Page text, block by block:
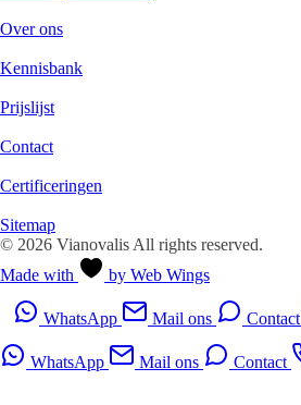
Over ons
Kennisbank
Prijslijst
Contact
Certificeringen
Sitemap
© 2026 Vianovalis All rights reserved.
Made with
by Web Wings
WhatsApp Mail ons Contact
WhatsApp Mail ons Contact